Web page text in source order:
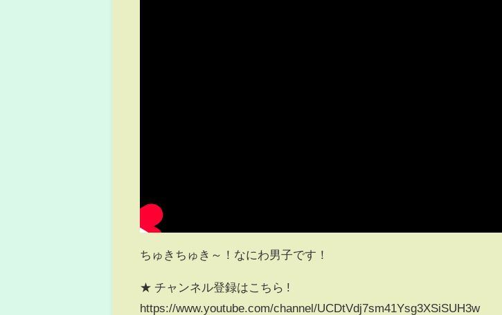
ちゅきちゅき～！なにわ男子です！
★ チャンネル登録はこちら !
https://www.youtube.com/channel/UCDtVdj7sm41Ysg3XSiSUH3w